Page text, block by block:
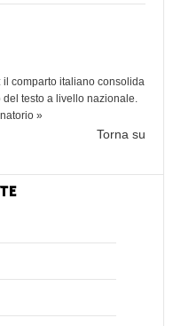
il comparto italiano consolida
testo a livello nazionale.
»
Torna su